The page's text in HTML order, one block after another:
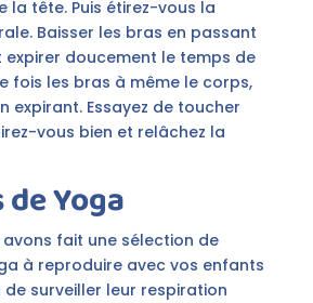
la tête. Puis étirez-vous la
Baisser les bras en passant
doucement le temps de
fois les bras à même le corps,
expirant. Essayez de toucher
vous bien et relâchez la
Yoga
avons fait une sélection de
à reproduire avec vos enfants
surveiller leur respiration